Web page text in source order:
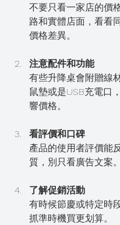
不要只看一家店的價
路和實體店面，看看
價格差異。
注意配件和功能
有些升降桌會附贈線
鼠墊或是USB充電口
響價格。
看評價和口碑
產品的使用者評價能
質，別只看廣告文案。
了解促銷活動
有時候節慶或特定時
抓準時機買更划算。